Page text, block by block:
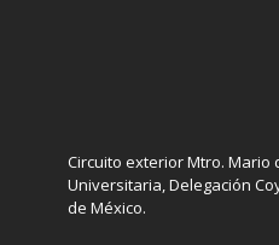
Circuito exterior Mtro. Mario
Universitaria, Delegación
de México.